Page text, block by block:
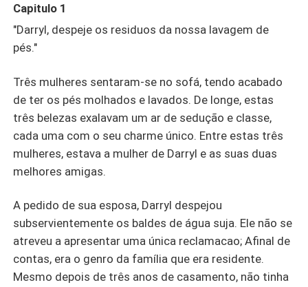
Capitulo 1
"Darryl, despeje os residuos da nossa lavagem de
pés."
Três mulheres sentaram-se no sofá, tendo acabado
de ter os pés molhados e lavados. De longe, estas
três belezas exalavam um ar de sedução e classe,
cada uma com o seu charme único. Entre estas três
mulheres, estava a mulher de Darryl e as suas duas
melhores amigas.
A pedido de sua esposa, Darryl despejou
subservientemente os baldes de água suja. Ele não se
atreveu a apresentar uma única reclamacao; Afinal de
contas, era o genro da família que era residente.
Mesmo depois de três anos de casamento, não tinha